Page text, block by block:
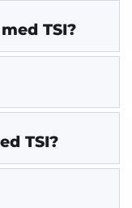
TSI?
TSI?